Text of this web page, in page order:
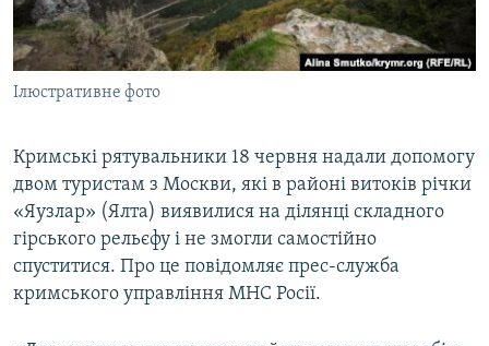
ВІДЕОУРОКИ «ELIFBE»
СВІДЧЕННЯ ОКУПАЦІЇ
УКРАЇНСЬКА ПРОБЛЕМА КРИМУ
Русский
Qırımtatar
Усі сайти RFE/RL
Ілюстративне фото
Кримські рятувальники 18 червня надали допомогу
двом туристам з Москви, які в районі витоків річки
«Яузлар» (Ялта) виявилися на ділянці складного
гірського рельєфу і не змогли самостійно
спуститися. Про це повідомляє прес-служба
кримського управління МНС Росії.